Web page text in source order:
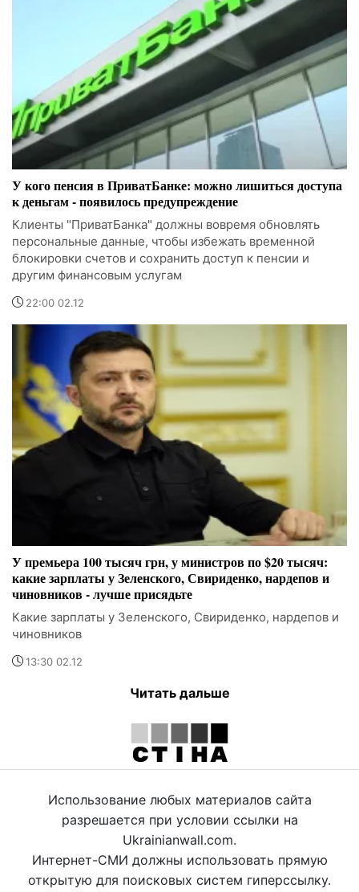
У кого пенсия в ПриватБанке: можно лишиться доступа
к деньгам - появилось предупреждение
Клиенты "ПриватБанка" должны вовремя обновлять
персональные данные, чтобы избежать временной
блокировки счетов и сохранить доступ к пенсии и
другим финансовым услугам
22:00 02.12
У премьера 100 тысяч грн, у министров по $20 тысяч:
какие зарплаты у Зеленского, Свириденко, нардепов и
чиновников - лучше присядьте
Какие зарплаты у Зеленского, Свириденко, нардепов и
чиновников
13:30 02.12
Читать дальше
Использование любых материалов сайта
разрешается при условии ссылки на
Ukrainianwall.com.
Интернет-СМИ должны использовать прямую
открытую для поисковых систем гиперссылку.